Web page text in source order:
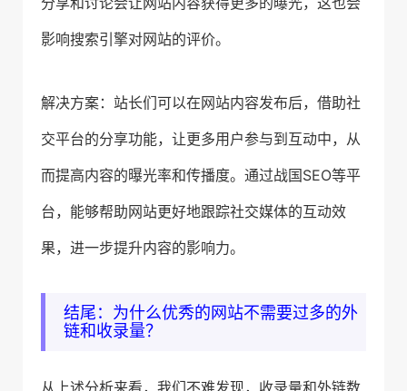
影响搜索引擎对网站的评价。
解决方案：站长们可以在网站内容发布后，借助社
交平台的分享功能，让更多用户参与到互动中，从
而提高内容的曝光率和传播度。通过战国SEO等平
台，能够帮助网站更好地跟踪社交媒体的互动效
果，进一步提升内容的影响力。
结尾：为什么优秀的网站不需要过多的外
链和收录量？
从上述分析来看，我们不难发现，收录量和外链数